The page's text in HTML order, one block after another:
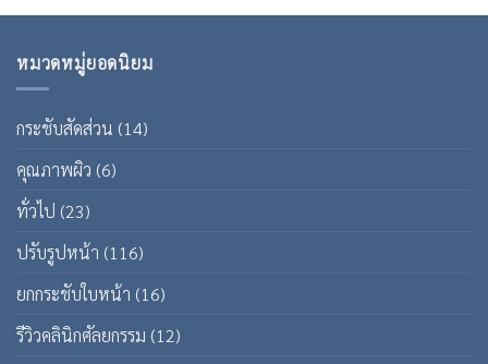
หมวดหมู่ยอดนิยม
กระชับสัดส่วน (14)
คุณภาพผิว (6)
ทั่วไป (23)
ปรับรูปหน้า (116)
ยกกระชับใบหน้า (16)
รีวิวคลินิกศัลยกรรม (12)